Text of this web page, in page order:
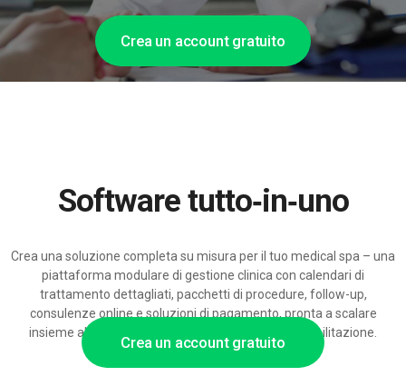
Crea un account gratuito
Crea un account gratuito
Software tutto‑in‑uno
Crea una soluzione completa su misura per il tuo medical spa – una
piattaforma modulare di gestione clinica con calendari di
trattamento dettagliati, pacchetti di procedure, follow-up,
consulenze online e soluzioni di pagamento, pronta a scalare
insieme alla crescita del tuo centro estetico o di riabilitazione.